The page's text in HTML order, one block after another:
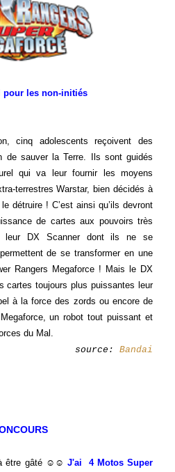
pour les non-initiés
cinq adolescents reçoivent des
de sauver la Terre. Ils sont guidés
qui va leur fournir les moyens
terrestres Warstar, bien décidés à
détruire ! C’est ainsi qu’ils devront
de cartes aux pouvoirs très
leur DX Scanner dont ils ne se
de se transformer en une
Rangers Megaforce ! Mais le DX
cartes toujours plus puissantes leur
à la force des zords ou encore de
un robot tout puissant et
du Mal.
source: Bandai
être gâté ☺☺ J'ai 4 Motos Super